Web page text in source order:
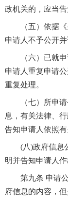
政机关的，应当
（五）依据
申请人不予公开并
（六）已就
申请人重复申请
重复处理。
（七）所申
息，有关法律、
告知申请人依照
(八)政府信息
明并告知申请人作
第九条 申请
府信息的内容，